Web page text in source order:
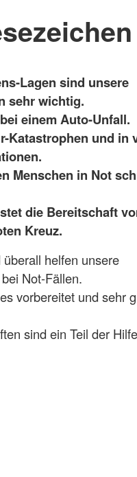
Lagen sind unsere
sehr wichtig.
einem Auto-Unfall.
Katastrophen und in
Menschen in Not
die Bereitschaft
Kreuz.
helfen unsere
Not-Fällen.
vorbereitet und sehr
sind ein Teil der